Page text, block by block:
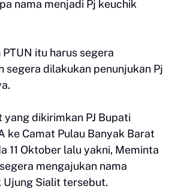
nama menjadi Pj keuchik
itu harus segera
segera dilakukan penunjukan Pj
yang dikirimkan PJ Bupati
ke Camat Pulau Banyak Barat
11 Oktober lalu yakni, Meminta
mengajukan nama
Ujung Sialit tersebut.